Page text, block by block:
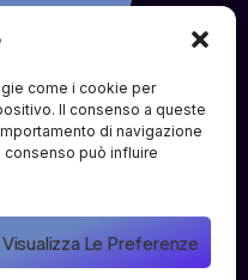
come i cookie per
Il consenso a queste
di navigazione
consenso può influire
Visualizza Le Preferenze
Il
e i